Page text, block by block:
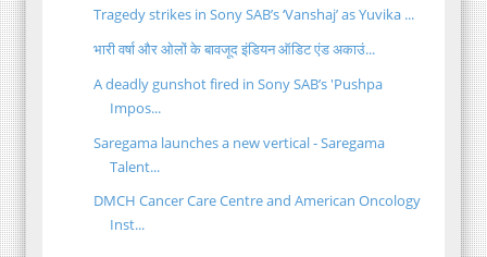
Tragedy strikes in Sony SAB’s ‘Vanshaj’ as Yuvika ...
भारी वर्षा और ओलों के बावजूद इंडियन ऑडिट एंड अकाउं...
A deadly gunshot fired in Sony SAB’s 'Pushpa
Impos...
Saregama launches a new vertical - Saregama
Talent...
DMCH Cancer Care Centre and American Oncology
Inst...